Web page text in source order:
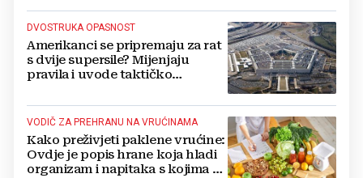
DVOSTRUKA OPASNOST
Amerikanci se pripremaju za rat
s dvije supersile? Mijenjaju
pravila i uvode taktičko
VODIČ ZA PREHRANU NA VRUĆINAMA
Kako preživjeti paklene vrućine:
Ovdje je popis hrane koja hladi
organizam i napitaka s kojima si